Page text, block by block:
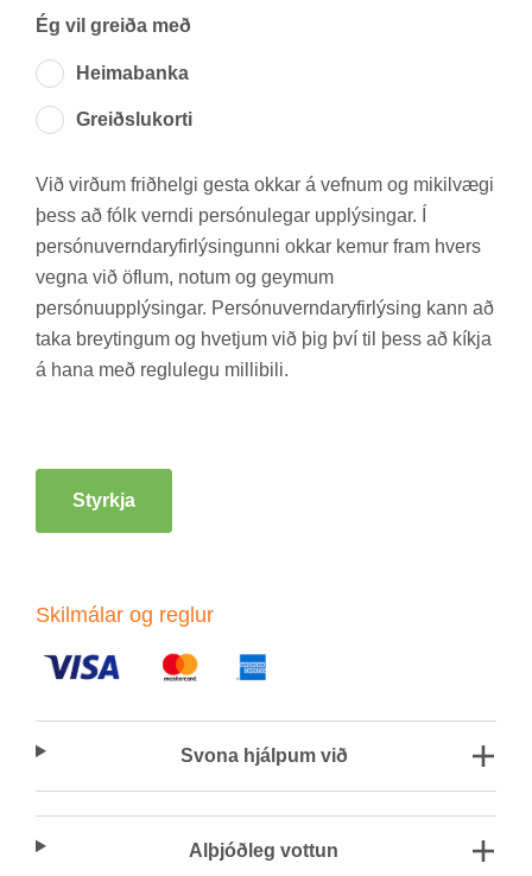
Svona hjálp­um við
Al­þjóð­leg vott­un
Ég vil greiða með
Heima­banka
Greiðslu­korti
Við virð­um frið­helgi gesta okk­ar á vefn­um og mik­il­vægi
þess að fólk verndi per­sónu­leg­ar upp­lýs­ing­ar. Í
per­sónu­vernd­ar­yf­ir­lýs­ing­unni okk­ar kem­ur fram hvers
vegna við öfl­um, not­um og geym­um
per­sónu­upp­lýs­ing­ar. Per­sónu­vernd­ar­yf­ir­lýs­ing kann að
taka breyt­ing­um og hvetj­um við þig því til þess að kíkja
á hana með reglu­legu milli­bili.
Styrkja
Skil­mál­ar og regl­ur